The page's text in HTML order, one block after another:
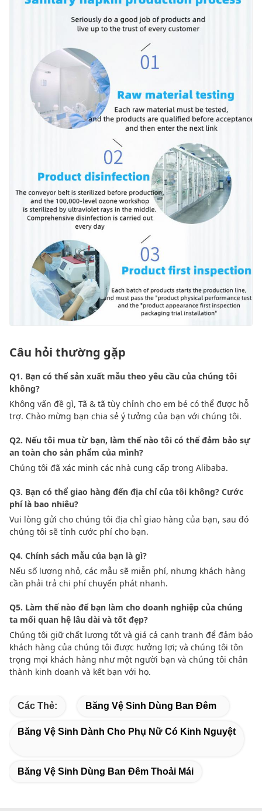
Câu hỏi thường gặp
Q1. Bạn có thể sản xuất mẫu theo yêu cầu của chúng tôi
không?
Không vấn đề gì, Tã & tã tùy chỉnh cho em bé có thể được hỗ
trợ. Chào mừng bạn chia sẻ ý tưởng của bạn với chúng tôi.
Q2. Nếu tôi mua từ bạn, làm thế nào tôi có thể đảm bảo sự
an toàn cho sản phẩm của mình?
Chúng tôi đã xác minh các nhà cung cấp trong Alibaba.
Q3. Bạn có thể giao hàng đến địa chỉ của tôi không? Cước
phí là bao nhiêu?
Vui lòng gửi cho chúng tôi địa chỉ giao hàng của bạn, sau đó
chúng tôi sẽ tính cước phí cho bạn.
Q4. Chính sách mẫu của bạn là gì?
Nếu số lượng nhỏ, các mẫu sẽ miễn phí, nhưng khách hàng
cần phải trả chi phí chuyển phát nhanh.
Q5. Làm thế nào để bạn làm cho doanh nghiệp của chúng
ta mối quan hệ lâu dài và tốt đẹp?
Chúng tôi giữ chất lượng tốt và giá cả cạnh tranh để đảm bảo
khách hàng của chúng tôi được hưởng lợi; và chúng tôi tôn
trọng mọi khách hàng như một người bạn và chúng tôi chân
thành kinh doanh và kết bạn với họ.
Các Thẻ: Băng Vệ Sinh Dùng Ban Đêm
Băng Vệ Sinh Dành Cho Phụ Nữ Có Kinh Nguyệt
Băng Vệ Sinh Dùng Ban Đêm Thoải Mái